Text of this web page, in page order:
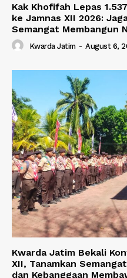
Kak Khofifah Lepas
ke Jamnas XII 2026:
Semangat Membangun
Kwarda Jatim - August 6,
Kwarda Jatim Bekali
XII, Tanamkan
dan Kebanggaan